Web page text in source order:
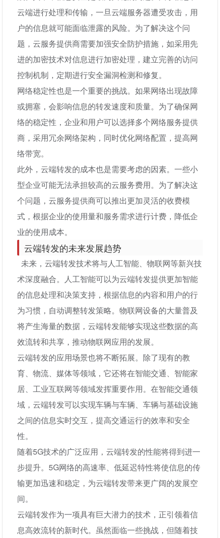
云端进行处理和传输，一旦云端服务器遭受攻击，用
户的信息就可能面临泄露的风险。为了解决这个问
题，云服务提供商需要加强安全防护措施，如采用先
进的加密技术对信息进行加密处理，建立完善的访问
控制机制，定期进行安全漏洞检测和修复。
网络稳定性也是一个重要的挑战。如果网络出现故障
或拥塞，会影响信息的转发速度和质量。为了确保网
络的稳定性，企业和用户可以选择多个网络服务提供
商，采用冗余网络架构，同时优化网络配置，提高网
络带宽。
此外，云端转发的成本也是需要考虑的因素。一些小
型企业可能无法承担较高的云服务费用。为了解决这
个问题，云服务提供商可以推出更加灵活的收费模
式，根据企业的使用量和服务需求进行计费，降低企
业的使用成本。
云端转发的未来发展趋势
未来，云端转发技术将与人工智能、物联网等新兴技
术深度融合。人工智能可以为云端转发提供更加智能
的信息处理和决策支持，根据信息的内容和用户的行
为习惯，自动调整转发策略。物联网设备的大量普及
将产生海量的数据，云端转发能够实现这些数据的高
效流转和共享，推动物联网应用的发展。
云端转发的应用场景也将不断拓展。除了现有的教
育、物流、媒体等领域，它还将在智能交通、智能家
居、工业互联网等领域发挥重要作用。在智能交通领
域，云端转发可以实现车辆与车辆、车辆与基础设施
之间的信息实时交互，提高交通运行的效率和安全
性。
随着5G技术的广泛应用，云端转发的性能将得到进一
步提升。5G网络的高速率、低延迟特性将使信息的传
输更加迅速和稳定，为云端转发带来更广阔的发展空
间。
云端转发作为一项具有巨大潜力的技术，正引领着信
息高效流转的新时代。虽然面临一些挑战，但随着技